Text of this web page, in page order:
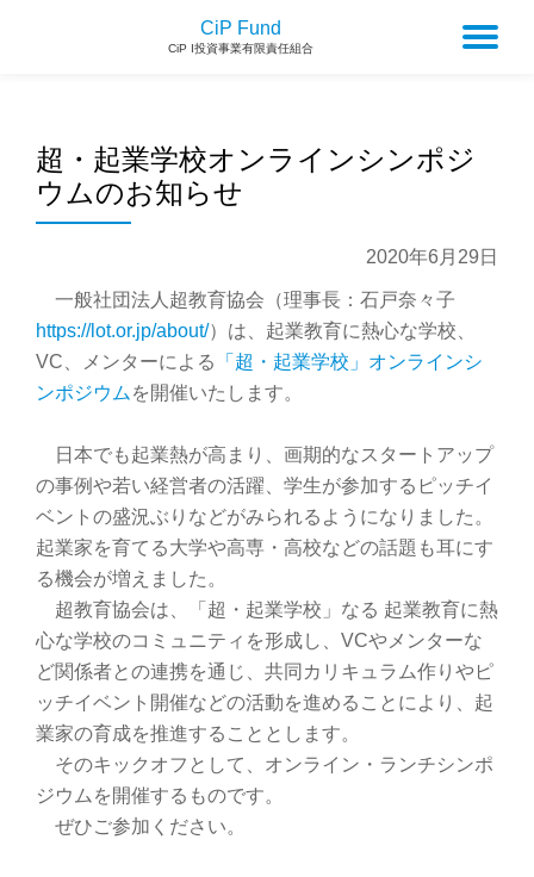
CiP Fund
CiP I投資事業有限責任組合
超・起業学校オンラインシンポジ
ウムのお知らせ
2020年6月29日
一般社団法人超教育協会（理事長：石戸奈々子
https://lot.or.jp/about/）は、起業教育に熱心な学校、
VC、メンターによる
「超・起業学校」オンラインシ
ンポジウム を開催いたします。
日本でも起業熱が高まり、画期的なスタートアップ
の事例や若い経営者の活躍、学生が参加するピッチイ
ベントの盛況ぶりなどがみられるようになりました。
起業家を育てる大学や高専・高校などの話題も耳にす
る機会が増えました。
超教育協会は、「超・起業学校」なる 起業教育に熱
心な学校のコミュニティを形成し、VCやメンターな
ど関係者との連携を通じ、共同カリキュラム作りやピ
ッチイベント開催などの活動を進めることにより、起
業家の育成を推進することとします。
そのキックオフとして、オンライン・ランチシンポ
ジウムを開催するものです。
ぜひご参加ください。